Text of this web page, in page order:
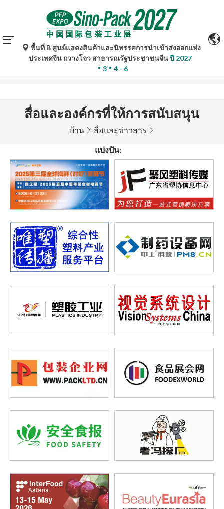
การแปลอัตโนมัติโดย Google Translate มีไว้เพื่อเป็นข้อมูล
อ้างอิงเท่านั้นและอาจไม่ถูกต้อง โปรดอ้างอิงจากฉบับภาษา
ต้นฉบับหากมีข้อสงสัยใด ๆ
พื้นที่ B ศูนย์แสดงสินค้าและนิทรรศการนำเข้าส่งออกแห่ง
ประเทศจีน กวางโจว สาธารณรัฐประชาชนจีนปี 2027
3
4 - 6
สื่อและองค์กรที่ให้การสนับสนุน
บ้าน สื่อและข่าวสาร
แบ่งปัน: